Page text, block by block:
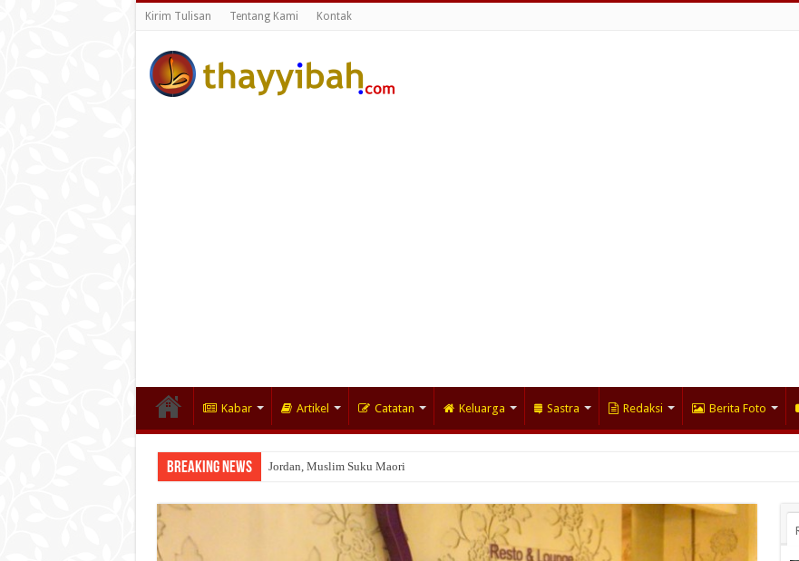
Kirim Tulisan Tentang Kami Kontak
Kabar Artikel Catatan Keluarga Sastra Redaksi Berita Foto
Breaking News Wakaf Emas Muktamar